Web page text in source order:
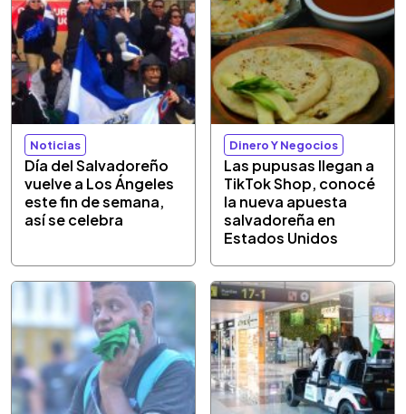
Noticias
Día del Salvadoreño
vuelve a Los Ángeles
este fin de semana,
así se celebra
Dinero Y Negocios
Las pupusas llegan a
TikTok Shop, conocé
la nueva apuesta
salvadoreña en
Estados Unidos